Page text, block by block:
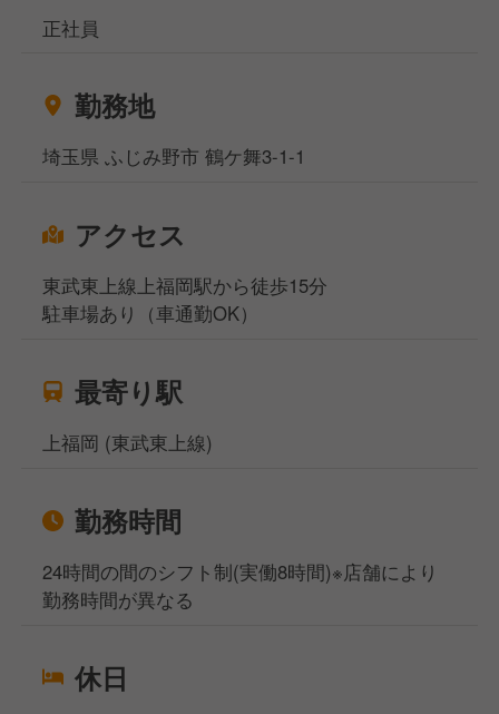
正社員
勤務地
埼玉県 ふじみ野市 鶴ケ舞3-1-1
アクセス
東武東上線上福岡駅から徒歩15分
駐車場あり（車通勤OK）
最寄り駅
上福岡 (東武東上線)
勤務時間
24時間の間のシフト制(実働8時間)※店舗により
勤務時間が異なる
休日